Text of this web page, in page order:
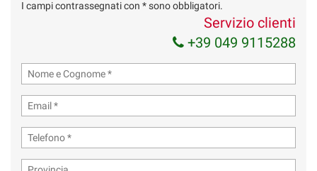
I campi contrassegnati con * sono obbligatori.
Servizio clienti
+39 049 9115288